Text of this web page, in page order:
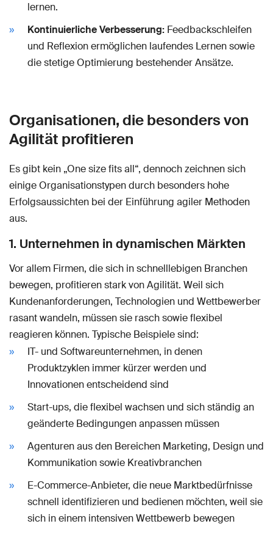
lernen.
Kontinuierliche Verbesserung: Feedbackschleifen
und Reflexion ermöglichen laufendes Lernen sowie
die stetige Optimierung bestehender Ansätze.
Organisationen, die besonders von
Agilität profitieren
Es gibt kein „One size fits all“, dennoch zeichnen sich
einige Organisationstypen durch besonders hohe
Erfolgsaussichten bei der Einführung agiler Methoden
aus.
1. Unternehmen in dynamischen Märkten
Vor allem Firmen, die sich in schnelllebigen Branchen
bewegen, profitieren stark von Agilität. Weil sich
Kundenanforderungen, Technologien und Wettbewerber
rasant wandeln, müssen sie rasch sowie flexibel
reagieren können. Typische Beispiele sind:
IT- und Softwareunternehmen, in denen
Produktzyklen immer kürzer werden und
Innovationen entscheidend sind
Start-ups, die flexibel wachsen und sich ständig an
geänderte Bedingungen anpassen müssen
Agenturen aus den Bereichen Marketing, Design und
Kommunikation sowie Kreativbranchen
E-Commerce-Anbieter, die neue Marktbedürfnisse
schnell identifizieren und bedienen möchten, weil sie
sich in einem intensiven Wettbewerb bewegen